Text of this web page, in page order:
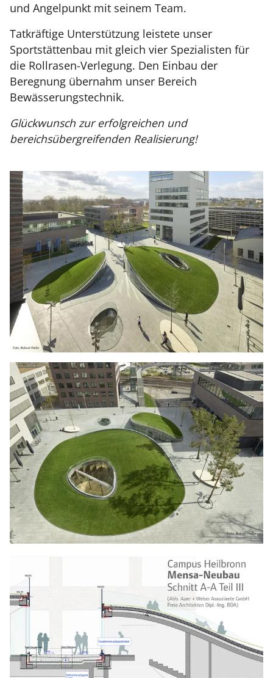
und Angelpunkt mit seinem Team.
Tatkräftige Unterstützung leistete unser
Sportstättenbau mit gleich vier Spezialisten für
die Rollrasen-Verlegung. Den Einbau der
Beregnung übernahm unser Bereich
Bewässerungstechnik.
Glückwunsch zur erfolgreichen und
bereichsübergreifenden Realisierung!